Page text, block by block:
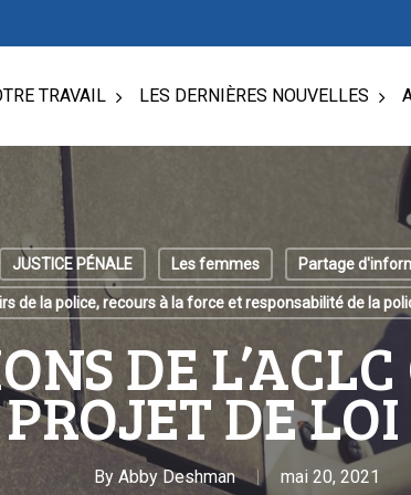
TRAVAIL LES DERNIÈRES NOUVELLES
JUSTICE PÉNALE Les femmes Partage
de la police, recours à la force et responsabilité de la
DE
DE LOI
By Abby Deshman mai 20, 2021